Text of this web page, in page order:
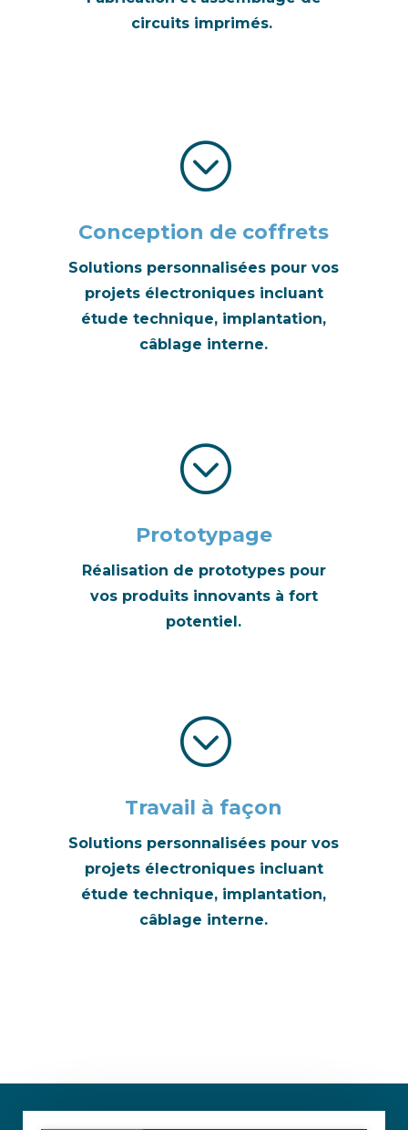
circuits imprimés.
;
Conception de coffrets
Solutions personnalisées pour vos
projets électroniques incluant
étude technique, implantation,
câblage interne.
;
Prototypage
Réalisation de prototypes pour
vos produits innovants à fort
potentiel.
;
Travail à façon
Solutions personnalisées pour vos
projets électroniques incluant
étude technique, implantation,
câblage interne.